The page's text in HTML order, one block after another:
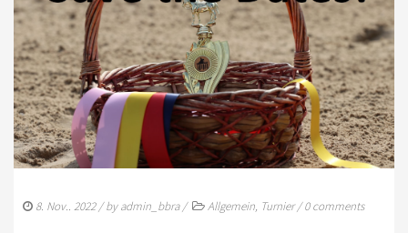
TERMINE
KURSÜBERSICHT 2026 – EWU BERLIN-
BRANDENBURG
WESTERNREITER ONLINE
WESTERNREITEN
KADER
8. Nov.. 2022/ byadmin_bbra/ Allgemein, Turnier/0 comments